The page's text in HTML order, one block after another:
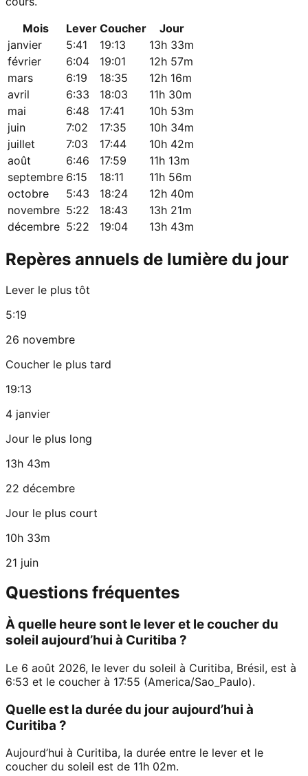
Mois
Lever Coucher
Jour
janvier
5:41 19:13
13h 33m
février
6:04 19:01
12h 57m
mars
6:19 18:35
12h 16m
avril
6:33 18:03
11h 30m
mai
6:48 17:41
10h 53m
juin
7:02 17:35
10h 34m
juillet
7:03 17:44
10h 42m
août
6:46 17:59
11h 13m
septembre 6:15 18:11
11h 56m
octobre
5:43 18:24
12h 40m
novembre 5:22 18:43
13h 21m
décembre 5:22 19:04 13h 43m
Repères annuels de lumière du jour
Lever le plus tôt
5:19
26 novembre
Coucher le plus tard
19:13
4 janvier
Jour le plus long
13h 43m
22 décembre
Jour le plus court
10h 33m
21 juin
Questions fréquentes
À quelle heure sont le lever et le coucher du
soleil aujourd’hui à Curitiba ?
Le 6 août 2026, le lever du soleil à Curitiba, Brésil, est à
6:53 et le coucher à 17:55 (America/Sao_Paulo).
Quelle est la durée du jour aujourd’hui à
Curitiba ?
Aujourd’hui à Curitiba, la durée entre le lever et le
coucher du soleil est de 11h 02m.